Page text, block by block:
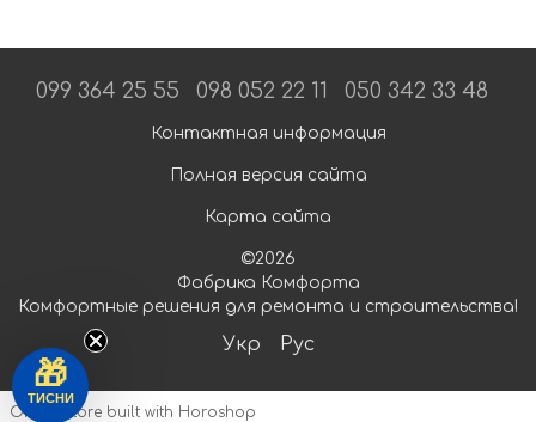
099 364 25 55 098 052 22 11 050 342 33 48
Контактная информация
Полная версия сайта
Карта сайта
©2026
Фабрика Комфорта
Комфортные решения для ремонта и строительства!
Укр Рус
Online store built with Horoshop
🎁
ТИСНИ